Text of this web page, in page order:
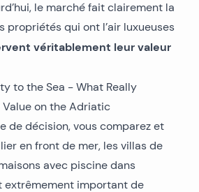
le marché fait clairement la
propriétés qui ont l’air luxueuses
véritablement leur valeur
de décision, vous comparez et
en front de mer, les villas de
avec piscine dans
extrêmement important de